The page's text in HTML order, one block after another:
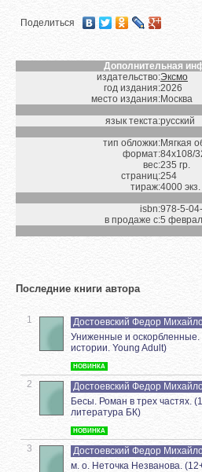
Поделиться
Дополнительная
издательство:Эксмо
год издания:2026
место издания:Москва
язык текста:русский
тип обложки:Мягкая
формат:84х108/
вес:235 гр.
страниц:254
тираж:4000 экз.
isbn:978-5-
в продаже с:5
Последние книги автора
1
Достоевский Федор
Униженные и
истории. Young Adult)
НОВИНКА
2
Достоевский Федор
Бесы. Роман в трех частях.
литература БК)
НОВИНКА
3
Достоевский Федор
м. о. Неточка Незванова.